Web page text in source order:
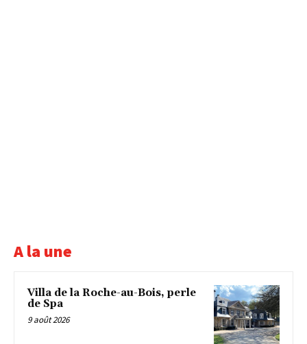
A la une
Villa de la Roche-au-Bois, perle
de Spa
9 août 2026